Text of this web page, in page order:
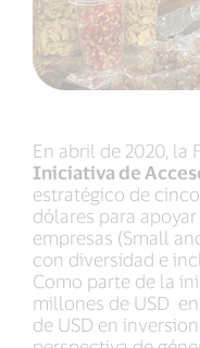
En abril de 2020, la
Iniciativa de
estratégico de
dólares para
empresas (Small
con diversidad e
Como parte de la
millones de USD
de USD en